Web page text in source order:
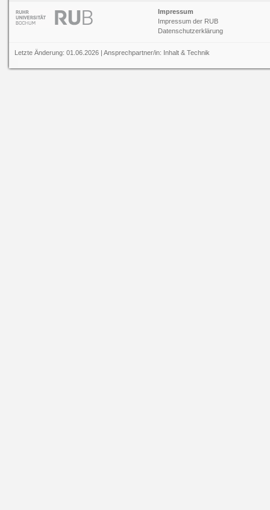
Impressum
Impressum der RUB
Datenschutzerklärung
Letzte Änderung: 01.06.2026 | Ansprechpartner/in: Inhalt &Technik